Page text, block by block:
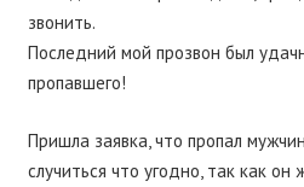
звонить.
Последний мой прозвон был
пропавшего!
Пришла заявка, что пропал
случиться что угодно, так как